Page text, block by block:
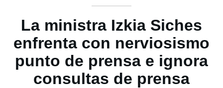
La ministra Izkia Siches
enfrenta con nerviosismo
punto de prensa e ignora
consultas de prensa